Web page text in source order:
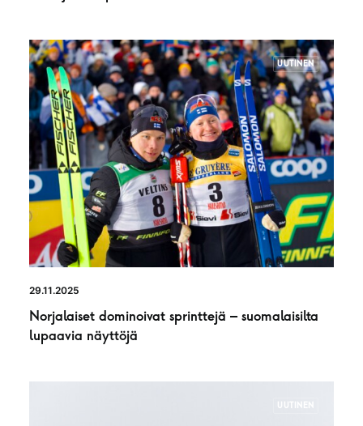
UUTINEN
29.11.2025
Norjalaiset dominoivat sprinttejä – suomalaisilta
lupaavia näyttöjä
UUTINEN